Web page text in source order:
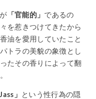
「官能的」 であるの
を惹きつけてきたから
油を愛用していたこと
トラの美貌の象徴とし
たその香りによって翻
Jass」
という性行為の隠